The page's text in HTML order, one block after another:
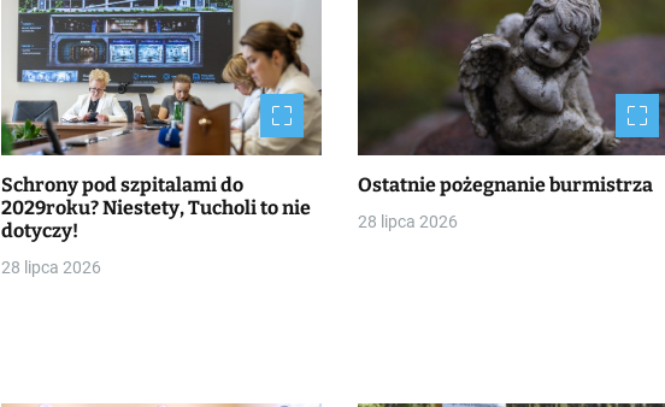
Schrony pod szpitalami do
2029roku? Niestety, Tucholi to nie
dotyczy!
28 lipca 2026
Ostatnie pożegnanie burmistrza
28 lipca 2026